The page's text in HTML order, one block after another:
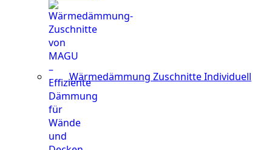
Wärmedämmung ZuschnitteIndividuell